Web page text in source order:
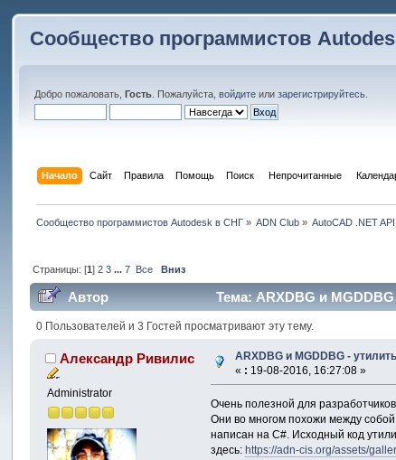
Сообщество программистов
Добро пожаловать,Гость . Пожалуйста,войдите илизарегистрируйтесь
Начало Сайт Правила Помощь Поиск Непрочитанные
Сообщество программистов Autodesk в СНГ» ADN Club » AutoCAD .NET API
Страницы: [1] 2 3 ... 7 Все Вниз
Автор Тема: ARXDBG и
0 Пользователей и 3 Гостей просматривают эту тему.
Александр Ривилис
Administrator
ARXDBG и MGDDBG -
« : 19-08-2016, 16:27:08 »
Очень полезной для
Они во многом похожи между
написан на C#. Исходный код
здесь:https://adn-cis.org/assets/